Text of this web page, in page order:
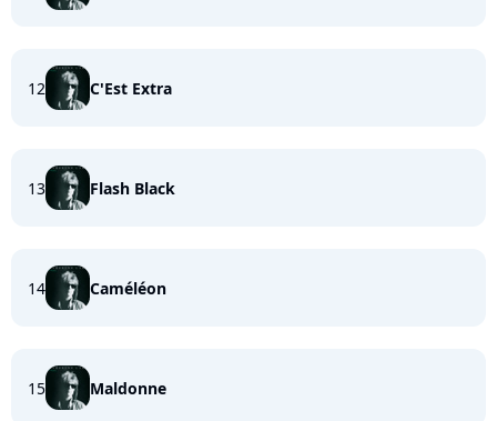
12 C'Est Extra
13 Flash Black
14 Caméléon
15 Maldonne